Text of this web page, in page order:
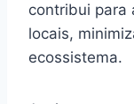
contribui para
locais,
ecossistema.